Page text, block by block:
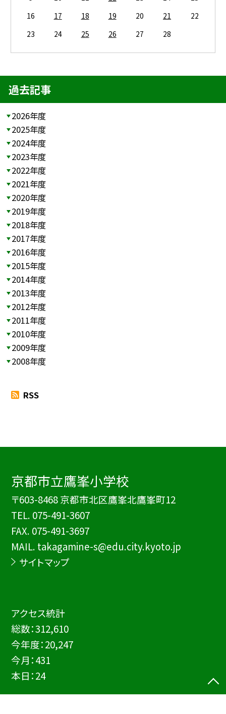
16
17 18 19 20 21
22
23
24 25 26 27 28
過去記事
2026年度
2025年度
2024年度
2023年度
2022年度
2021年度
2020年度
2019年度
2018年度
2017年度
2016年度
2015年度
2014年度
2013年度
2012年度
2011年度
2010年度
2009年度
2008年度
RSS
京都市立鷹峯小学校
〒603-8468 京都市北区鷹峯北鷹峯町12
TEL. 075-491-3607
FAX. 075-491-3697
MAIL. takagamine-s@edu.city.kyoto.jp
サイトマップ
アクセス統計
総数：312,610
今年度：20,247
今月：431
本日：24